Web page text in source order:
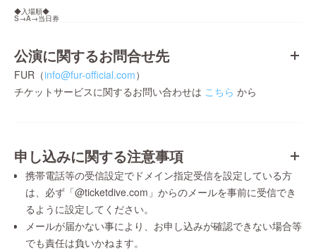
◆入場順◆
S→A→当日券
公演に関するお問合せ先
FUR（info@fur-official.com）
チケットサービスに関するお問い合わせは こちら から
申し込みに関する注意事項
携帯電話等の受信設定でドメイン指定受信を設定している方
は、必ず「@ticketdive.com」からのメールを事前に受信でき
るように設定してください。
メールが届かない事により、お申し込みが確認できない場合等
でも責任は負いかねます。